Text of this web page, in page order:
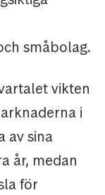
småbolag.
vikten
i
av sina
år, medan
för